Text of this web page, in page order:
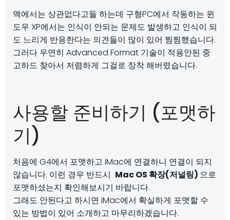
맥에서는 상관없다고들 하는데 구형PC에서 작동하는 윈
도우 XP에서는 인식이 안되는 문제도 발생하고 인식이 되
도 느리게 반응한다는 의견들이 많이 있어 찜찜했습니다.
그러다 우연히 Advanced Format 기술이 적용안된 중
고하드 찾아서 저렴하게 그걸로 장착 해버렸습니다.
사용할 준비하기 (포맷하
기)
처음에 G4에서 포맷하고 iMac에 연결하니 연결이 되지
않습니다. 이런 경우 반드시 Mac OS 확장(저널링) 으로
포맷하셨는지 확인해보시기 바랍니다.
그래도 안된다고 하시면 iMac에서 확실하게 포맷할 수
있는 방법이 있어 소개하고 마무리하겠습니다.